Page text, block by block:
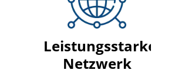
Leistungsstarkes
Netzwerk